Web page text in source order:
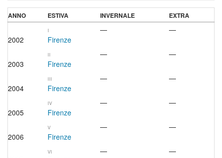
ANNO ESTIVA INVERNALE EXTRA
2002
I
Firenze
— —
2003
II
Firenze
— —
2004
III
Firenze
— —
2005
IV
Firenze
— —
2006
V
Firenze
— —
VI — —